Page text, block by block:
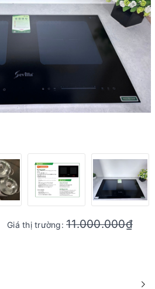
Giá thị trường: 11.000.000₫